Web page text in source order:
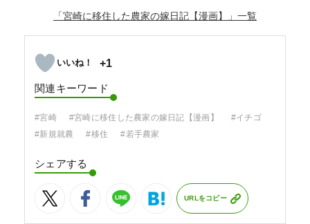
「宮崎に移住した農家の嫁日記【漫画】」
+1
関連キーワード
#宮崎 #宮崎に移住した農家の嫁日記【漫画】
#イチゴ
#新規就農
#移住 #若手農家
シェアする
URLをコピー